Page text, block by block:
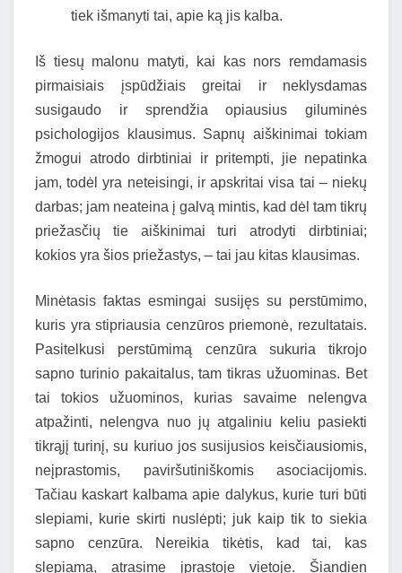
tiek išmanyti tai, apie ką jis kalba.
Iš tiesų malonu matyti, kai kas nors remdamasis
pirmaisiais įspūdžiais greitai ir neklysdamas
susigaudo ir sprendžia opiausius giluminės
psichologijos klausimus. Sapnų aiškinimai tokiam
žmogui atrodo dirbtiniai ir pritempti, jie nepatinka
jam, todėl yra neteisingi, ir apskritai visa tai – niekų
darbas; jam neateina į galvą mintis, kad dėl tam tikrų
priežasčių tie aiškinimai turi atrodyti dirbtiniai;
kokios yra šios priežastys, – tai jau kitas klausimas.
Minėtasis faktas esmingai susijęs su perstūmimo,
kuris yra stipriausia cenzūros priemonė, rezultatais.
Pasitelkusi perstūmimą cenzūra sukuria tikrojo
sapno turinio pakaitalus, tam tikras užuominas. Bet
tai tokios užuominos, kurias savaime nelengva
atpažinti, nelengva nuo jų atgaliniu keliu pasiekti
tikrąjį turinį, su kuriuo jos susijusios keisčiausiomis,
neįprastomis, paviršutiniškomis asociacijomis.
Tačiau kaskart kalbama apie dalykus, kurie turi būti
slepiami, kurie skirti nuslėpti; juk kaip tik to siekia
sapno cenzūra. Nereikia tikėtis, kad tai, kas
slepiama, atrasime įprastoje vietoje. Šiandien